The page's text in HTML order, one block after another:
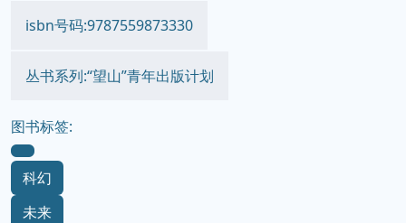
isbn号码:9787559873330
丛书系列:“望山”青年出版计划
图书标签:
科幻
未来